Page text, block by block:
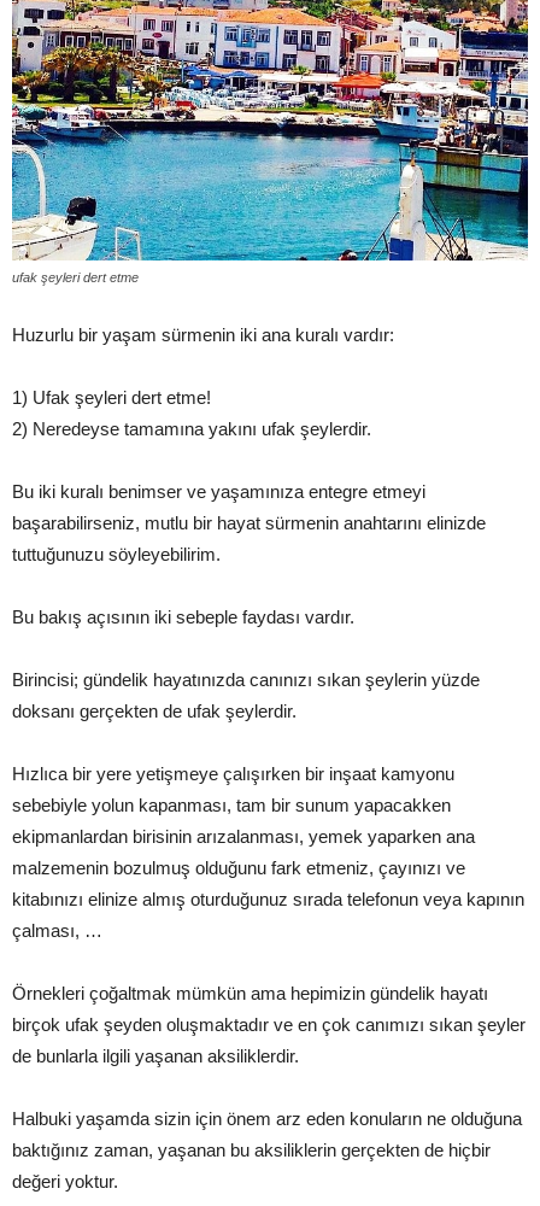
ufak şeyleri dert etme
Huzurlu bir yaşam sürmenin iki ana kuralı vardır:
1) Ufak şeyleri dert etme!
2) Neredeyse tamamına yakını ufak şeylerdir.
Bu iki kuralı benimser ve yaşamınıza entegre etmeyi
başarabilirseniz, mutlu bir hayat sürmenin anahtarını elinizde
tuttuğunuzu söyleyebilirim.
Bu bakış açısının iki sebeple faydası vardır.
Birincisi; gündelik hayatınızda canınızı sıkan şeylerin yüzde
doksanı gerçekten de ufak şeylerdir.
Hızlıca bir yere yetişmeye çalışırken bir inşaat kamyonu
sebebiyle yolun kapanması, tam bir sunum yapacakken
ekipmanlardan birisinin arızalanması, yemek yaparken ana
malzemenin bozulmuş olduğunu fark etmeniz, çayınızı ve
kitabınızı elinize almış oturduğunuz sırada telefonun veya kapının
çalması, …
Örnekleri çoğaltmak mümkün ama hepimizin gündelik hayatı
birçok ufak şeyden oluşmaktadır ve en çok canımızı sıkan şeyler
de bunlarla ilgili yaşanan aksiliklerdir.
Halbuki yaşamda sizin için önem arz eden konuların ne olduğuna
baktığınız zaman, yaşanan bu aksiliklerin gerçekten de hiçbir
değeri yoktur.